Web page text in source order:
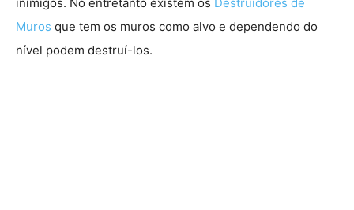
Muros que tem os muros como alvo e dependendo do
nível podem destruí-los.